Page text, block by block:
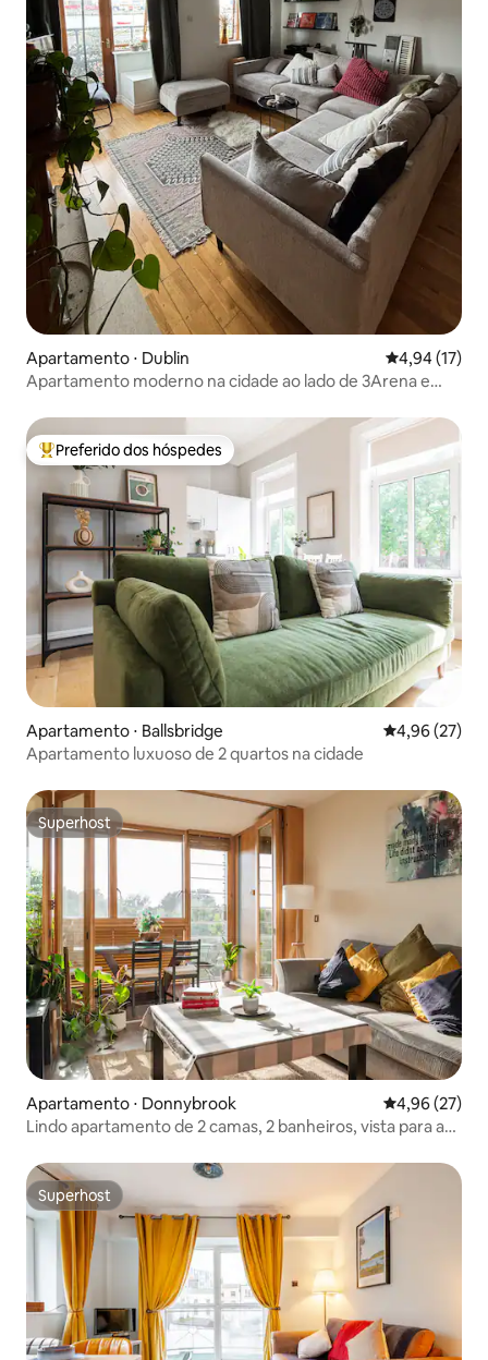
Apartamento ⋅ Dublin 4,94 de uma
4,94 (17)
Apartamento moderno na cidade ao lado de 3Arena e
Entre os melhores preferidos dos hóspedes
Preferido dos hóspedes
Apartamento ⋅ Ballsbridge 4,96 de uma
4,96 (27)
Apartamento luxuoso de 2 quartos na cidade
Superhost
Superhost
Apartamento ⋅ Donnybrook 4,96 de uma
4,96 (27)
Lindo apartamento de 2 camas, 2 banheiros, vista para a
Superhost
Superhost